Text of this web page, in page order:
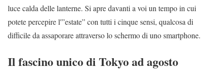
luce calda delle lanterne. Si apre davanti a voi un tempo in cui
potete percepire l'”estate” con tutti i cinque sensi, qualcosa di
difficile da assaporare attraverso lo schermo di uno smartphone.
Il fascino unico di Tokyo ad agosto